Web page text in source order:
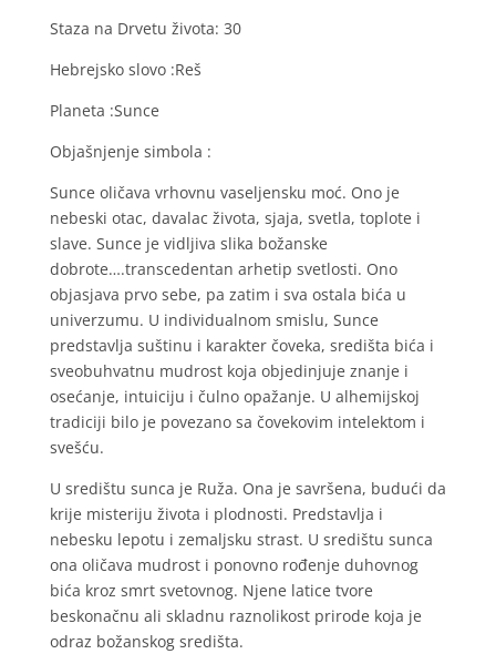
Staza na Drvetu života: 30
Hebrejsko slovo :Reš
Planeta :Sunce
Objašnjenje simbola :
Sunce oličava vrhovnu vaseljensku moć. Ono je
nebeski otac, davalac života, sjaja, svetla, toplote i
slave. Sunce je vidljiva slika božanske
dobrote….transcedentan arhetip svetlosti. Ono
objasjava prvo sebe, pa zatim i sva ostala bića u
univerzumu. U individualnom smislu, Sunce
predstavlja suštinu i karakter čoveka, središta bića i
sveobuhvatnu mudrost koja objedinjuje znanje i
osećanje, intuiciju i čulno opažanje. U alhemijskoj
tradiciji bilo je povezano sa čovekovim intelektom i
svešću.
U središtu sunca je Ruža. Ona je savršena, budući da
krije misteriju života i plodnosti. Predstavlja i
nebesku lepotu i zemaljsku strast. U središtu sunca
ona oličava mudrost i ponovno rođenje duhovnog
bića kroz smrt svetovnog. Njene latice tvore
beskonačnu ali skladnu raznolikost prirode koja je
odraz božanskog središta.